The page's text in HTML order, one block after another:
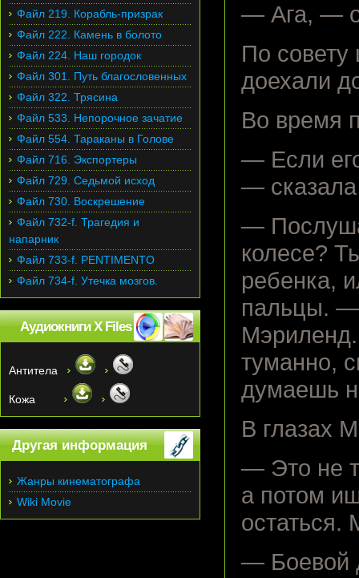
— Ага, —
По
доехали
Во время
— Если
—
—
колесе?
ребенка,
пальцы. —
туманно,
думаешь
В глазах
— Это не
а потом
— Боевой
Файл 219. Корабль-призрак
Файл 222. Камень в болото
Файл 224. Наш городок
Файл 301. Путь благословенных
Файл 322. Трясина
Файл 533. Непорочное зачатие
Файл 554. Тараканы в Голове
Файл 716. Экспортеры
Файл 729. Седьмой исход
Файл 730. Воскрешение
Файл 732-f. Трагедия и
напарник
Файл 733-f. PENTIMENTO
Файл 734-f. Утечка мозгов.
Аудиокниги X Files
Антитела
Кожа
Другая информация
Жанры кинематографа
Wiki Movie